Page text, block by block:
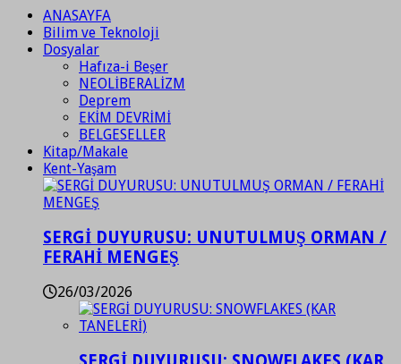
ANASAYFA
Bilim ve Teknoloji
Dosyalar
Hafıza-i Beşer
NEOLİBERALİZM
Deprem
EKİM DEVRİMİ
BELGESELLER
Kitap/Makale
Kent-Yaşam
SERGİ DUYURUSU: UNUTULMUŞ ORMAN /
FERAHİ MENGEŞ
26/03/2026